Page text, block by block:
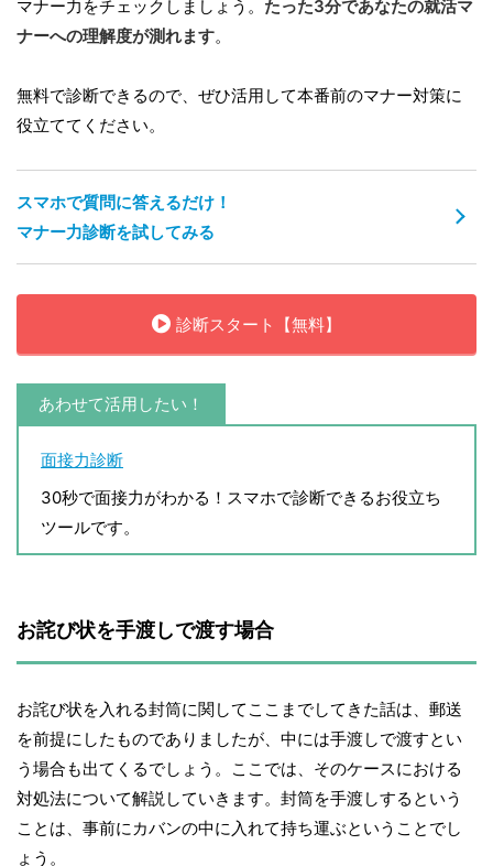
マナー力をチェックしましょう。 たった3分であなたの就活マ
ナーへの理解度が測れます。
無料で診断できるので、ぜひ活用して本番前のマナー対策に
役立ててください。
スマホで質問に答えるだけ！
マナー力診断を試してみる
診断スタート【無料】
あわせて活用したい！
面接力診断
30秒で面接力がわかる！スマホで診断できるお役立ち
ツールです。
お詫び状を手渡しで渡す場合
お詫び状を入れる封筒に関してここまでしてきた話は、郵送
を前提にしたものでありましたが、中には手渡しで渡すとい
う場合も出てくるでしょう。ここでは、そのケースにおける
対処法について解説していきます。封筒を手渡しするという
ことは、事前にカバンの中に入れて持ち運ぶということでし
ょう。